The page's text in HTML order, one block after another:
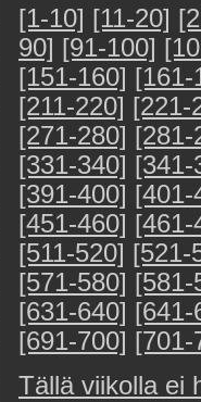
[1-10] [11-20]
90] [91-100]
[151-160] [161-
[211-220] [221-
[271-280] [281-
[331-340] [341-
[391-400] [401-
[451-460] [461-
[511-520] [521-
[571-580] [581-
[631-640] [641-
[691-700] [701-
Tällä viikolla ei